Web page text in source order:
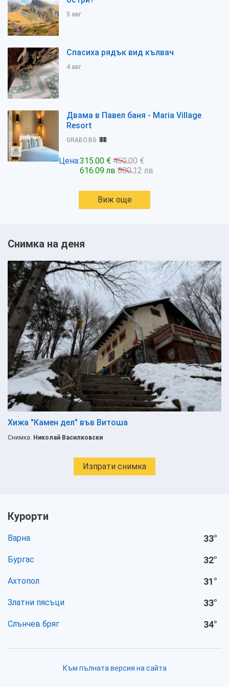
5 авг
Спасиха рядък вид кълвач
4 авг
Двама в Павел баня - Maria Village
Resort
GRABO.BG
Цена:315.00 € 450.00 €
616.09 лв 880.12 лв
Виж още
Снимка на деня
Хижа "Камен дел" във Витоша
Снимка: Николай Василковски
Изпрати снимка
Курорти
Варна 33°
Бургас 32°
Ахтопол 31°
Златни пясъци 33°
Слънчев бряг 34°
Към пълната версия на сайта